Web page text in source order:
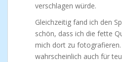
verschlagen würde.
Gleichzeitig fand ich den
schön, dass ich die fette
mich dort zu
wahrscheinlich auch für